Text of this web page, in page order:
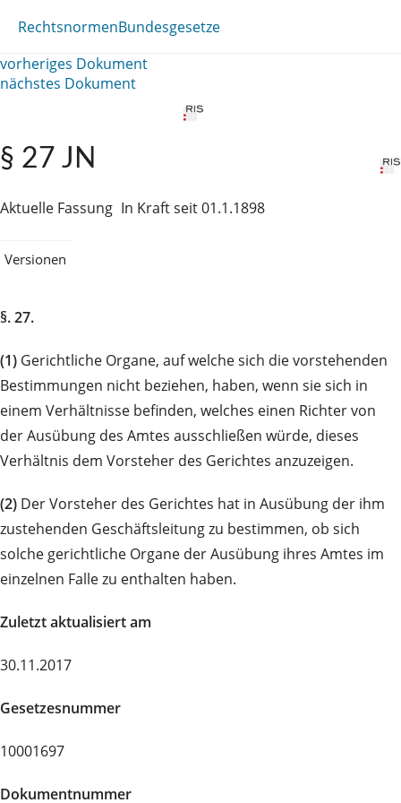
RechtsnormenBundesgesetze
vorheriges Dokument
nächstes Dokument
§ 27 JN
Aktuelle Fassung In Kraft seit 01.1.1898
Versionen
§. 27.
(1) Gerichtliche Organe, auf welche sich die vorstehenden
Bestimmungen nicht beziehen, haben, wenn sie sich in
einem Verhältnisse befinden, welches einen Richter von
der Ausübung des Amtes ausschließen würde, dieses
Verhältnis dem Vorsteher des Gerichtes anzuzeigen.
(2) Der Vorsteher des Gerichtes hat in Ausübung der ihm
zustehenden Geschäftsleitung zu bestimmen, ob sich
solche gerichtliche Organe der Ausübung ihres Amtes im
einzelnen Falle zu enthalten haben.
Zuletzt aktualisiert am
30.11.2017
Gesetzesnummer
10001697
Dokumentnummer